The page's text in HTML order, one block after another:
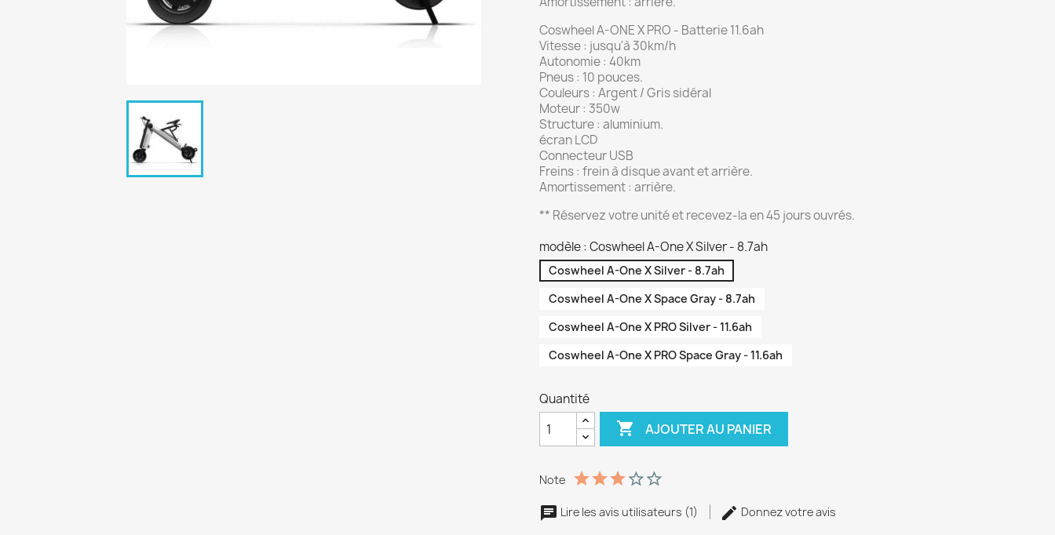
Coswheel A-ONE X PRO - Batterie 11.6ah
Vitesse : jusqu'à 30km/h
Autonomie : 40km
Pneus : 10 pouces.
Couleurs : Argent / Gris sidéral
Moteur : 350w
Structure : aluminium.
écran LCD
Connecteur USB
Freins : frein à disque avant et arrière.
Amortissement : arrière.
** Réservez votre unité et recevez-la en 45 jours ouvrés.
modèle : Coswheel A-One X Silver - 8.7ah
Coswheel A-One X Silver - 8.7ah
Coswheel A-One X Space Gray - 8.7ah
Coswheel A-One X PRO Silver - 11.6ah
Coswheel A-One X PRO Space Gray - 11.6ah
Quantité
 AJOUTER AU PANIER
Note
Lire les avis utilisateurs (1) Donnez votre avis